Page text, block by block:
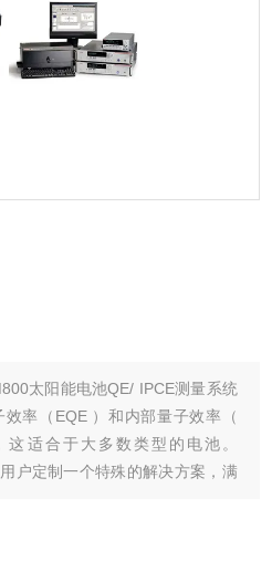
太阳能电池QE/ IPCE测量系统
率（EQE ）和内部量子效率（
适合于大多数类型的电池。
户定制一个特殊的解决方案，满
子到电荷载流子的效率（ IPCE